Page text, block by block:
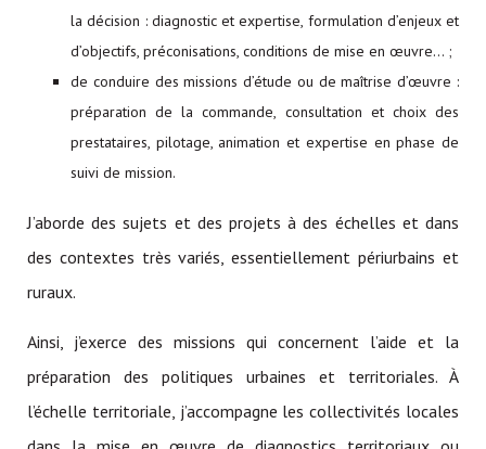
la décision : diagnostic et expertise, formulation d’enjeux et
d’objectifs, préconisations, conditions de mise en œuvre… ;
de conduire des missions d’étude ou de maîtrise d’œuvre :
préparation de la commande, consultation et choix des
prestataires, pilotage, animation et expertise en phase de
suivi de mission.
J’aborde des sujets et des projets à des échelles et dans
des contextes très variés, essentiellement périurbains et
ruraux.
Ainsi, j’exerce des missions qui concernent l’aide et la
préparation des politiques urbaines et territoriales. À
l’échelle territoriale, j’accompagne les collectivités locales